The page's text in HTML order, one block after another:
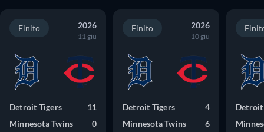
Finito 2026
11 giu
Detroit Tigers
11
Minnesota Twins
0
Finito 2026
10 giu
Detroit Tigers
4
Minnesota Twins
6
Detroit